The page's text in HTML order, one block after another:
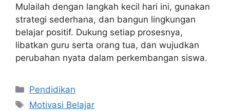
Mulailah dengan langkah kecil hari ini, gunakan
strategi sederhana, dan bangun lingkungan
belajar positif. Dukung setiap prosesnya,
libatkan guru serta orang tua, dan wujudkan
perubahan nyata dalam perkembangan siswa.
Kategori
Pendidikan
Tag
Motivasi Belajar